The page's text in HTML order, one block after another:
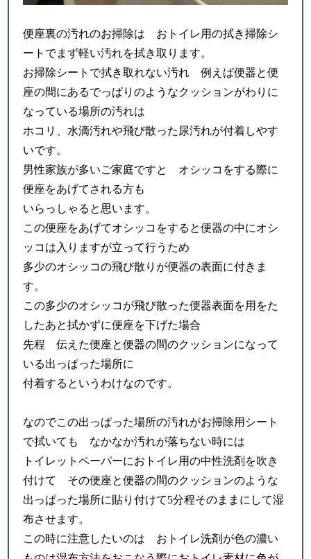
便座裏の汚れのお掃除は おトイレ用の拭き掃除シ
ートでまず軽い汚れを拭き取ります。
お掃除シートで拭き取れない汚れ 例えば便器と便
座の間にあるでっぱりのようなクッションがわりに
なっている場所の汚れは
ホコリ、水滴汚れや飛び散った尿汚れが付着しやす
いです。
男性家族が多いご家庭ですと オシッコをする際に
便座をあげてされる方も
いらっしゃると思います。
この便座をあげてオシッコをすると便器の中にオシ
ッコは入りますが立って行うため
多少のオシッコの飛び散りが便器の表面に付きま
す。
この多少のオシッコが飛び散った便器表面を用をた
したあと拭かずに便座を下げた場合
先程 伝えた便座と便器の間のクッションになって
いる出っぱった場所に
付着するというわけなのです。
なのでこの出っぱった場所の汚れがお掃除用シート
で拭いても なかなか汚れが落ちない時には
トイレットペーパーにおトイレ用の中性洗剤を吹き
付けて その便座と便器の間のクッションのような
出っぱった場所に貼り付けて5分程そのままにして湿
布させます。
この時に注意したいのは おトイレ洗剤が色の濃い